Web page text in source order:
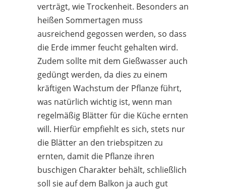
verträgt, wie Trockenheit. Besonders an
heißen Sommertagen muss
ausreichend gegossen werden, so dass
die Erde immer feucht gehalten wird.
Zudem sollte mit dem Gießwasser auch
gedüngt werden, da dies zu einem
kräftigen Wachstum der Pflanze führt,
was natürlich wichtig ist, wenn man
regelmäßig Blätter für die Küche ernten
will. Hierfür empfiehlt es sich, stets nur
die Blätter an den triebspitzen zu
ernten, damit die Pflanze ihren
buschigen Charakter behält, schließlich
soll sie auf dem Balkon ja auch gut